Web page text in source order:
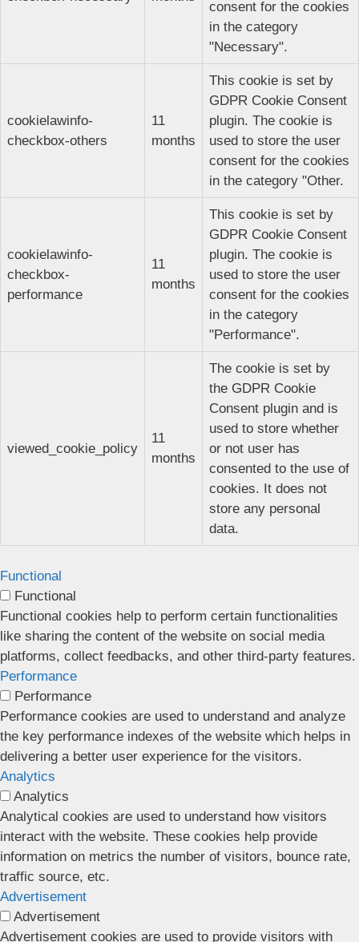
consent for the cookies
in the category
"Necessary".
cookielawinfo-
checkbox-others
11
months
This cookie is set by
GDPR Cookie Consent
plugin. The cookie is
used to store the user
consent for the cookies
in the category "Other.
cookielawinfo-
checkbox-
performance
11
months
This cookie is set by
GDPR Cookie Consent
plugin. The cookie is
used to store the user
consent for the cookies
in the category
"Performance".
viewed_cookie_policy
11
months
The cookie is set by
the GDPR Cookie
Consent plugin and is
used to store whether
or not user has
consented to the use of
cookies. It does not
store any personal
data.
Functional
Functional
Functional cookies help to perform certain functionalities
like sharing the content of the website on social media
platforms, collect feedbacks, and other third-party features.
Performance
Performance
Performance cookies are used to understand and analyze
the key performance indexes of the website which helps in
delivering a better user experience for the visitors.
Analytics
Analytics
Analytical cookies are used to understand how visitors
interact with the website. These cookies help provide
information on metrics the number of visitors, bounce rate,
traffic source, etc.
Advertisement
Advertisement
Advertisement cookies are used to provide visitors with